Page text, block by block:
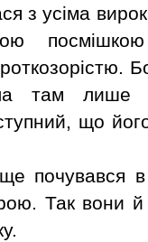
з усіма
посмішкою
там лише
що
почувався в
Так вони